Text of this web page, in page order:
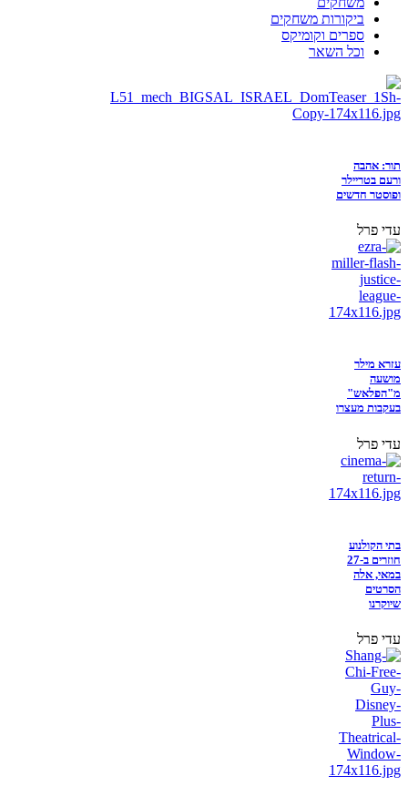
ביקורות משחקים
ספרים וקומיקס
וכל השאר
תור: אהבה
ורעם בטריילר
ופוסטר חדשים
עדי פרל
עזרא מילר
מושעה
מ"הפלאש"
בעקבות מעצרו
עדי פרל
בתי הקולנוע
חוזרים ב-27
במאי, אלה
הסרטים
שיוקרנו
עדי פרל